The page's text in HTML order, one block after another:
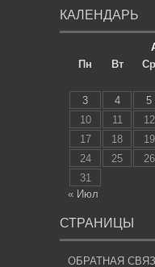
КАЛЕНДАРЬ
Пн
Вт Ср
3
4 5
10
11 12
17
18 19
24
25 26
31
« Июл
СТРАНИЦЫ
ОБРАТНАЯ